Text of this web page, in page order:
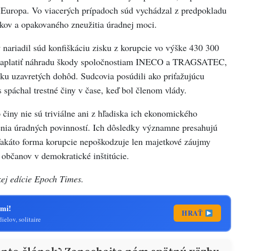
Vo viacerých prípadoch súd vychádzal z predpokladu
a opakovaného zneužitia úradnej moci.
súd konfiškáciu zisku z korupcie vo výške 430 300
náhradu škody spoločnostiam INECO a TRAGSATEC,
uzavretých dohôd. Sudcovia posúdili ako priťažujúcu
trestné činy v čase, keď bol členom vlády.
nie sú triviálne ani z hľadiska ich ekonomického
úradných povinností. Ich dôsledky významne presahujú
forma korupcie nepoškodzuje len majetkové záujmy
v demokratické inštitúcie.
edície Epoch Times.
solitaire
HRAŤ